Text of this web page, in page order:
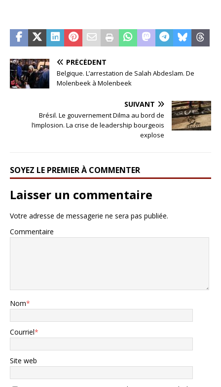
PRÉCÉDENT
Belgique. L’arrestation de Salah Abdeslam. De
Molenbeek à Molenbeek
SUIVANT
Brésil. Le gouvernement Dilma au bord de
l’implosion. La crise de leadership bourgeois
explose
SOYEZ LE PREMIER À COMMENTER
Laisser un commentaire
Votre adresse de messagerie ne sera pas publiée.
Commentaire
Nom*
Courriel*
Site web